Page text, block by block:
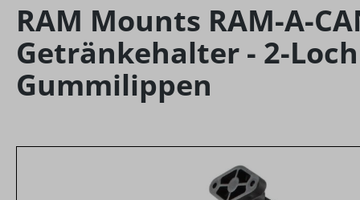
RAM Mounts RAM-A-
Getränkehalter - 2-
Gummilippen